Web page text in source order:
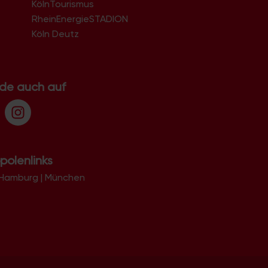
51069
51103
51107
51147
KölnTourismus
RheinEnergieSTADION
Köln Deutz
auch auf
| München